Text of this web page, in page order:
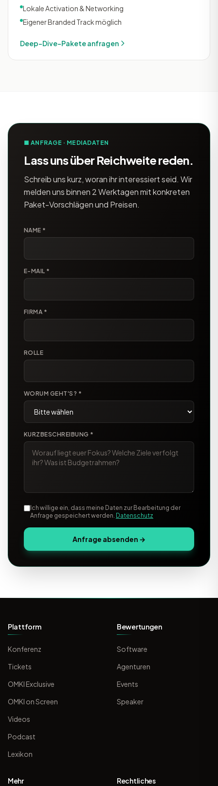
Lokale Activation & Networking
Eigener Branded Track möglich
Deep-Dive-Pakete anfragen
■ ANFRAGE · MEDIADATEN
Lass uns über Reichweite reden.
Schreib uns kurz, woran ihr interessiert seid. Wir
melden uns binnen 2 Werktagen mit konkreten
Paket-Vorschlägen und Preisen.
NAME *
E-MAIL *
FIRMA *
ROLLE
WORUM GEHT'S? *
KURZBESCHREIBUNG *
Ich willige ein, dass meine Daten zur Bearbeitung der
Anfrage gespeichert werden. Datenschutz
Anfrage absenden →
Plattform
Konferenz
Tickets
OMKI Exclusive
OMKI on Screen
Videos
Podcast
Lexikon
Bewertungen
Software
Agenturen
Events
Speaker
Mehr Rechtliches